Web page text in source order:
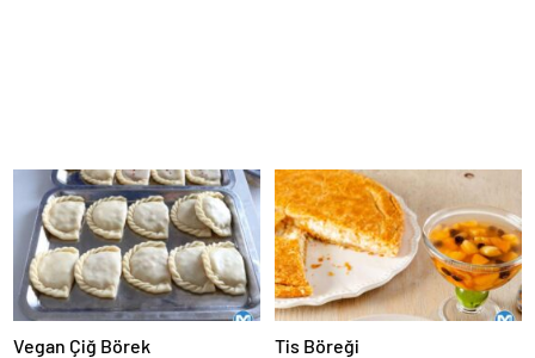
Vegan Çiğ Börek Tis Böreği